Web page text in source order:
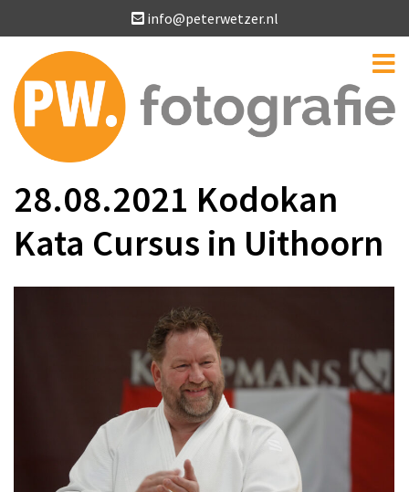
info@peterwetzer.nl
28.08.2021 Kodokan
Kata Cursus in Uithoorn